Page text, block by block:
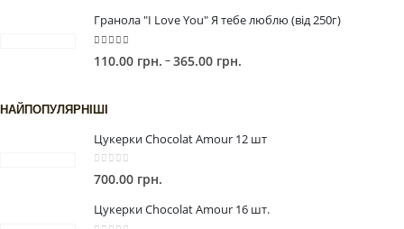
128.00 грн.
Гранола "I Love You" Я тебе люблю (від 250г)
110.00 грн. –365.00 грн.
365.00 грн.
НАЙПОПУЛЯРНІШІ
Цукерки Chocolat Amour 12 шт
0out of 5
700.00 грн.
Цукерки Chocolat Amour 16 шт.